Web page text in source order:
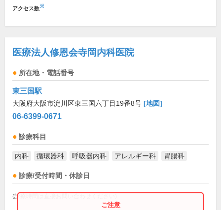
アクセス数※
医療法人修恩会寺岡内科医院
所在地・電話番号
東三国駅
大阪府大阪市淀川区東三国六丁目19番8号 [地図]
06-6399-0671
診療科目
内科 循環器科 呼吸器内科 アレルギー科 胃腸科
診療/受付時間・休診日
(診療時間は直接お問い合わせください)